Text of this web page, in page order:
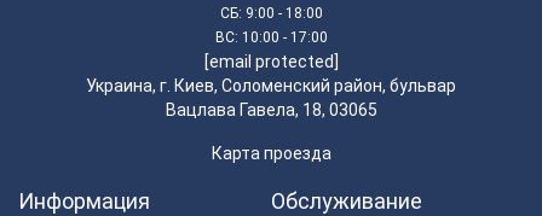
СБ: 9:00 - 18:00
ВС: 10:00 - 17:00
[email protected]
Украина, г. Киев, Соломенский район, бульвар
Вацлава Гавела, 18, 03065
Карта проезда
Информация Обслуживание